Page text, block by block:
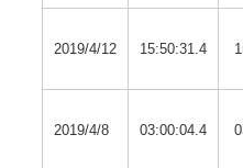
2019/4/12 15:50:31.4
2019/4/8 03:00:04.4